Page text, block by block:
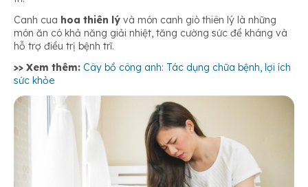
Canh cua hoa thiên lý và món canh giò thiên lý là những
món ăn có khả năng giải nhiệt, tăng cường sức đề kháng và
hỗ trợ điều trị bệnh trĩ.
>> Xem thêm: Cây bồ công anh: Tác dụng chữa bệnh, lợi ích
sức khỏe